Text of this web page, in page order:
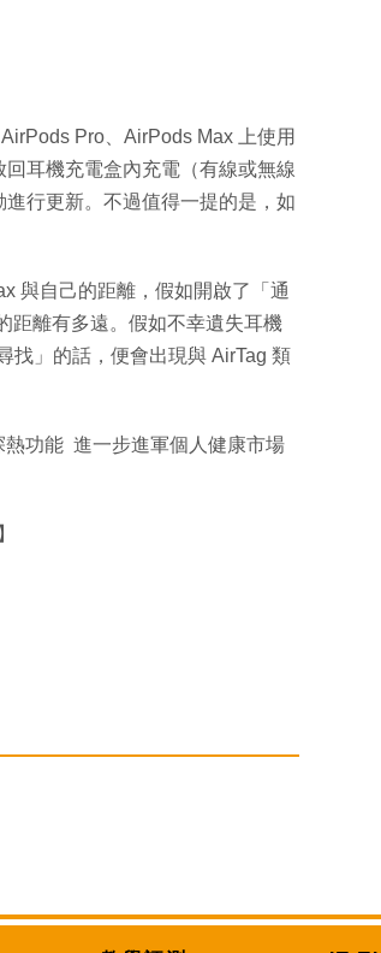
Pro、AirPods Max 上使用
耳機充電盒內充電（有線或無線
行更新。不過值得一提的是，如
與自己的距離，假如開啟了「通
距離有多遠。假如不幸遺失耳機
找」的話，便會出現與 AirTag 類
熱功能 進一步進軍個人健康市場
】